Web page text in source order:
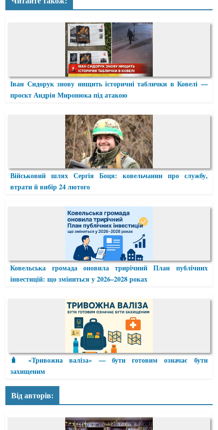
Іван Сидорук знову нищить історичні таблички в Ковелі —
проєкт Андрія Миронюка під атакою
Військовий шлях Сергія Боця: ковельчанин про службу,
втрати й вибір 24 лютого
Ковельська громада оновила трирічний План публічних
інвестицій: що зміниться у 2026–2028 роках
🧳 «Тривожна валіза» — бути готовим означає бути
захищеним
Від авторів: